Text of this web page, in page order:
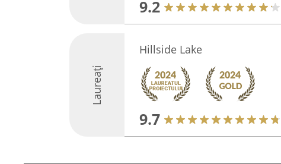
9.2
Laureați
Hillside Lake
9.7